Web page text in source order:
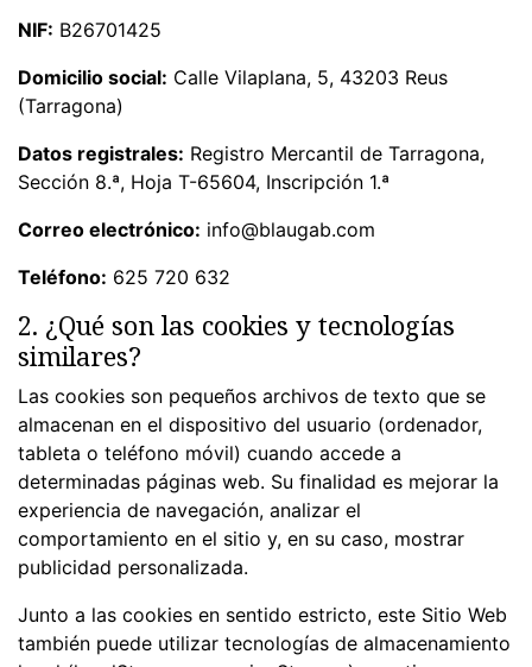
NIF: B26701425
Domicilio social: Calle Vilaplana, 5, 43203 Reus
(Tarragona)
Datos registrales: Registro Mercantil de Tarragona,
Sección 8.ª, Hoja T-65604, Inscripción 1.ª
Correo electrónico: info@blaugab.com
Teléfono: 625 720 632
2. ¿Qué son las cookies y tecnologías
similares?
Las cookies son pequeños archivos de texto que se
almacenan en el dispositivo del usuario (ordenador,
tableta o teléfono móvil) cuando accede a
determinadas páginas web. Su finalidad es mejorar la
experiencia de navegación, analizar el
comportamiento en el sitio y, en su caso, mostrar
publicidad personalizada.
Junto a las cookies en sentido estricto, este Sitio Web
también puede utilizar tecnologías de almacenamiento